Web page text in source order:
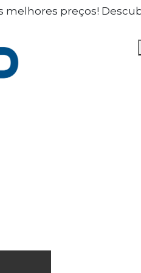
preferências
este
estritamente
para lhe
de navegação e
e o site não funcionará
sem eles
melhores preços!